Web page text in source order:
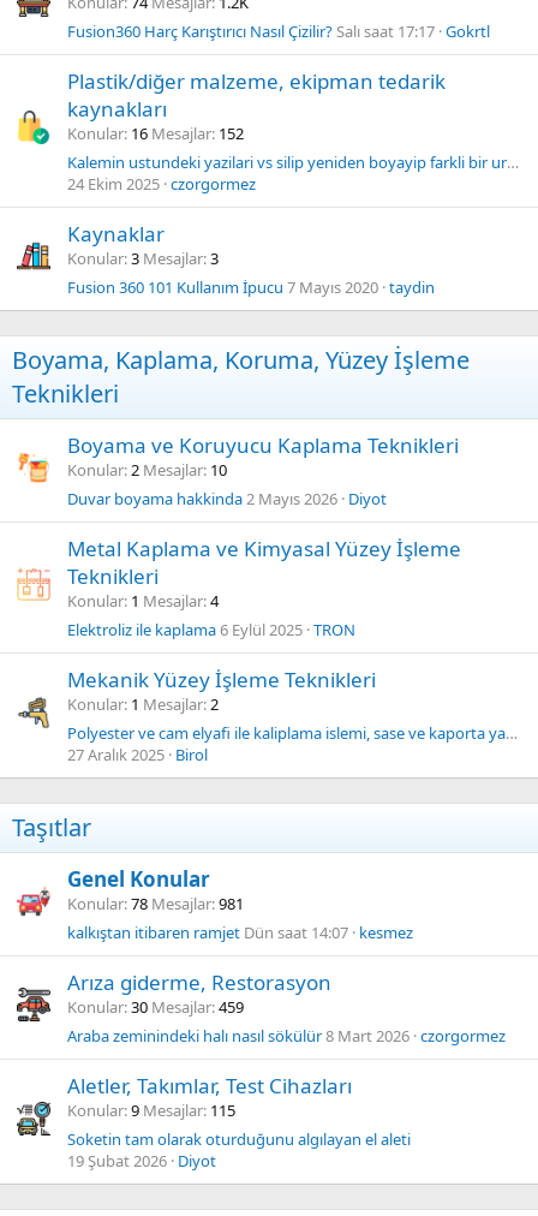
Fusion360 Harç Karıştırıcı Nasıl Çizilir?Salı saat 17:17 Gokrtl
Plastik/diğer malzeme, ekipman tedarik
kaynakları
Konular 16 Mesajlar 152
Kalemin ustundeki yazilari vs silip yeniden boyayip farkli bir urun olarak satmaya calismak
24 Ekim 2025 czorgormez
Kaynaklar
Konular 3 Mesajlar 3
Fusion 360 101 Kullanım İpucu 7 Mayıs 2020 taydin
Boyama, Kaplama, Koruma, Yüzey İşleme
Teknikleri
Boyama ve Koruyucu Kaplama Teknikleri
Konular 2 Mesajlar 10
Duvar boyama hakkinda2 Mayıs 2026 Diyot
Metal Kaplama ve Kimyasal Yüzey İşleme
Teknikleri
Konular 1 Mesajlar 4
Elektroliz ile kaplama6 Eylül 2025 TRON
Mekanik Yüzey İşleme Teknikleri
Konular 1 Mesajlar 2
Polyester ve cam elyafi ile kaliplama islemi, sase ve kaporta yapimi, spor araba yapimi vs vs
27 Aralık 2025 Birol
Taşıtlar
Genel Konular
Konular 78 Mesajlar 981
kalkıştan itibaren ramjet Dün saat 14:07 kesmez
Arıza giderme, Restorasyon
Konular 30 Mesajlar 459
Araba zeminindeki halı nasıl sökülür8 Mart 2026 czorgormez
Aletler, Takımlar, Test Cihazları
Konular 9 Mesajlar 115
Soketin tam olarak oturduğunu algılayan el aleti
19 Şubat 2026 Diyot